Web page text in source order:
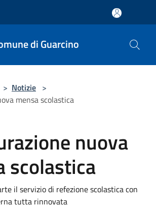
di Guarcino
> Notizie >
mensa scolastica
nuova
scolastica
il servizio di refezione scolastica con
tutta rinnovata